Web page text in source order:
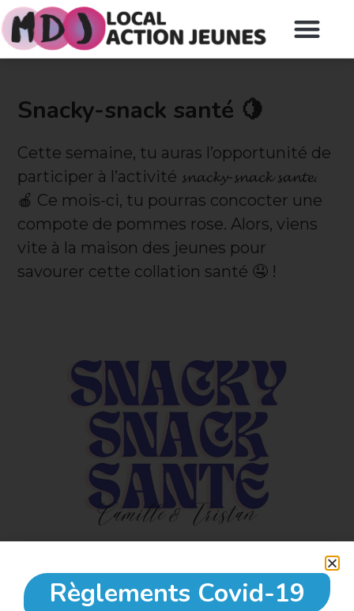
Snacky-snack santé 🍋
Cette semaine, tu auras l’opportunité de
participer à l’activité 𝓼𝓷𝓪𝓬𝓴𝔂-𝓼𝓷𝓪𝓬𝓴 𝓼𝓪𝓷𝓽𝓮.
🍎 Ce mois-ci, tu pourras concocter une
compote de pommes rose. Alors, viens
vite à la maison des jeunes pour
savourer cette collation santé 🤤 !
Règlements Covid-19